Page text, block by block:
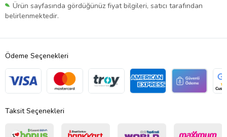
Ürün sayfasında gördüğünüz fiyat bilgileri, satıcı tarafından
belirlenmektedir.
Ödeme Seçenekleri
Taksit Seçenekleri